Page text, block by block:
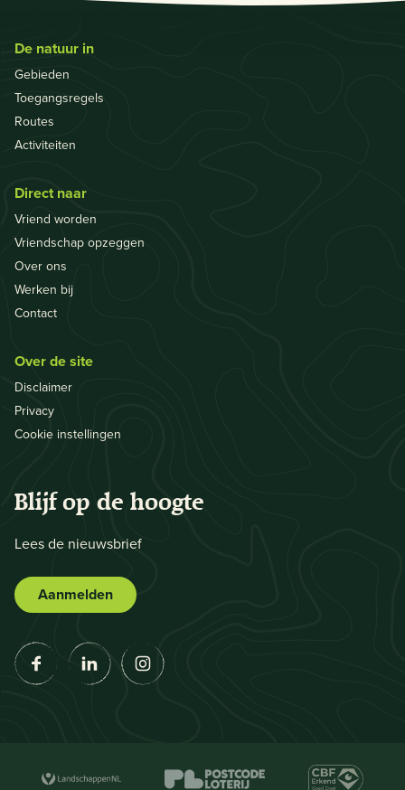
De natuur in
Gebieden
Toegangsregels
Routes
Activiteiten
Direct naar
Vriend worden
Vriendschap opzeggen
Over ons
Werken bij
Contact
Over de site
Disclaimer
Privacy
Cookie instellingen
Blijf op de hoogte
Lees de nieuwsbrief
Aanmelden